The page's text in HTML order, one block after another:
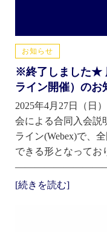
お知らせ
※終了しました★
ライン開催）のお
2025年4月27日（日
会による合同入会説
ライン(Webex)で、
できる形となってお
[続きを読む]